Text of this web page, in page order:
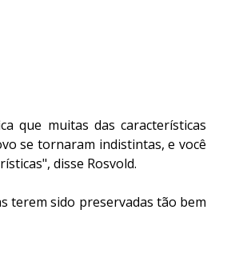
que muitas das características
se tornaram indistintas, e você
disse Rosvold.
terem sido preservadas tão bem